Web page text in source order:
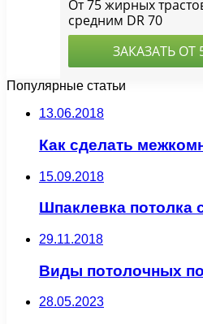
Популярные статьи
13.06.2018
Как сделать
15.09.2018
Шпаклевка потолка
29.11.2018
Виды потолочных
28.05.2023